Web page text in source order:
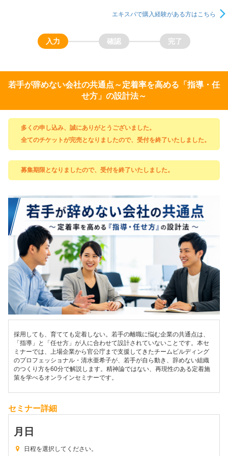
エキスパで購入経験がある方はこちら
若手が辞めない会社の共通点～定着率を高める「指導・任
せ方」の設計法～
多くの申し込み、誠にありがとうございました。
全てのチケットが完売となりましたので、受付を終了いたしました。
募集期限となりましたので、受付を終了いたしました。
採用しても、育てても定着しない。若手の離職に悩む企業の共通点は、
「指導」と「任せ方」が人に合わせて設計されていないことです。本セ
ミナーでは、上場企業から官公庁まで支援してきたチームビルディング
のプロフェッショナル・清水亜希子が、若手が自ら動き、辞めない組織
のつくり方を60分で解説します。精神論ではない、再現性のある定着施
策を学べるオンラインセミナーです。
セミナー詳細
月 日
日程を選択してください。